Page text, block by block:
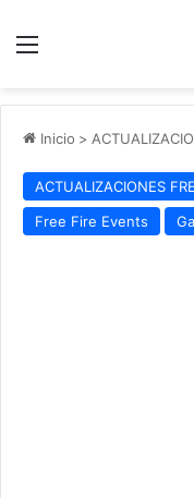
Menu
Inicio >
ACTUALIZACIONES
Free Fire Events